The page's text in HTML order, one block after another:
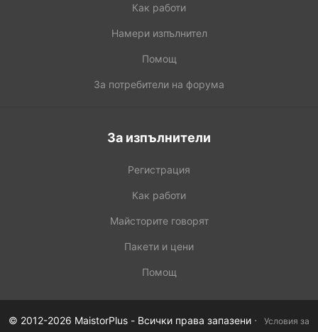
Как работи
Намери изпълнител
Помощ
За потребители на форума
За изпълнители
Регистрация
Как работи
Майсторите говорят
Пакети и цени
Помощ
© 2012-2026 MaistorPlus - Всички права запазени · Условия за